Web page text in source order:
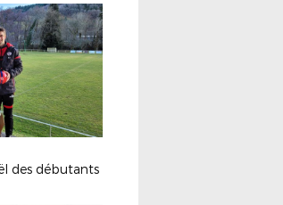
des débutants